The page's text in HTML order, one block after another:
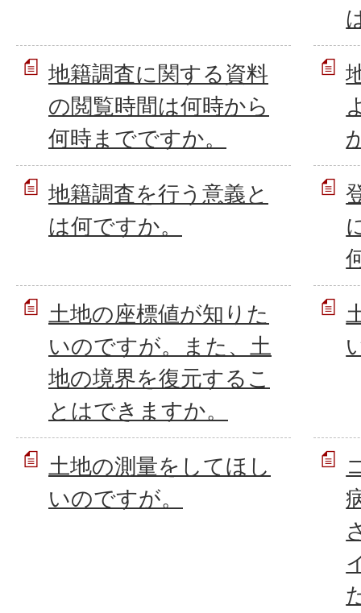
地籍調査に関する資料
の閲覧時間は何時から
何時までですか。
地籍調査を行う意義と
は何ですか。
土地の座標値が知りた
いのですが。また、土
地の境界を復元するこ
とはできますか。
土地の測量をしてほし
いのですが。